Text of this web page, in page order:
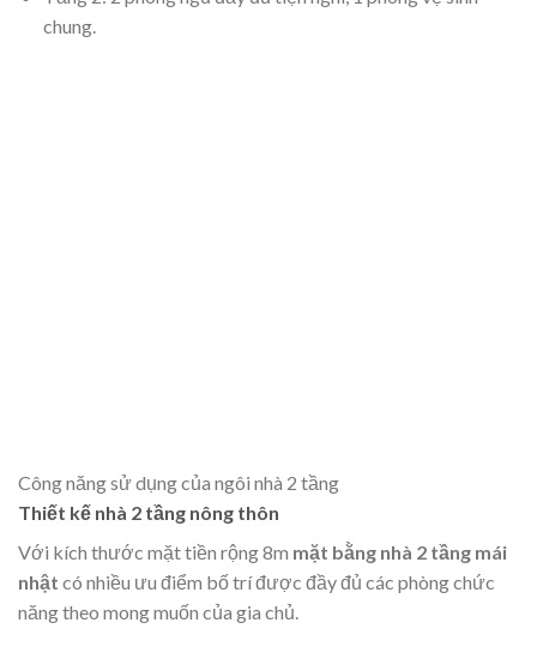
chung.
Công năng sử dụng của ngôi nhà 2 tầng
Thiết kế nhà 2 tầng nông thôn
Với kích thước mặt tiền rộng 8m mặt bằng nhà 2 tầng mái
nhật có nhiều ưu điểm bố trí được đầy đủ các phòng chức
năng theo mong muốn của gia chủ.